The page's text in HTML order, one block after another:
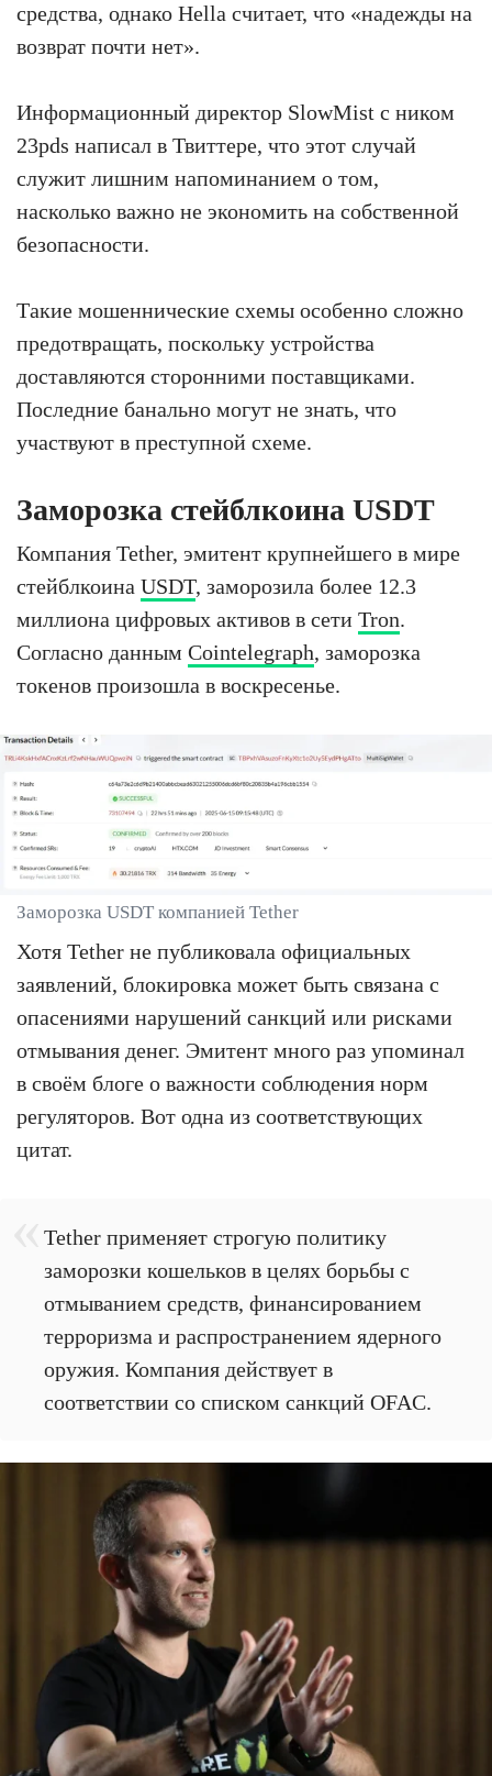
средства, однако Hella считает, что «надежды на
возврат почти нет».
Информационный директор SlowMist с ником
23pds написал в Твиттере, что этот случай
служит лишним напоминанием о том,
насколько важно не экономить на собственной
безопасности.
Такие мошеннические схемы особенно сложно
предотвращать, поскольку устройства
доставляются сторонними поставщиками.
Последние банально могут не знать, что
участвуют в преступной схеме.
Заморозка стейблкоина USDT
Компания Tether, эмитент крупнейшего в мире
стейблкоина USDT, заморозила более 12.3
миллиона цифровых активов в сети Tron.
Согласно данным Cointelegraph, заморозка
токенов произошла в воскресенье.
Заморозка USDT компанией Tether
Хотя Tether не публиковала официальных
заявлений, блокировка может быть связана с
опасениями нарушений санкций или рисками
отмывания денег. Эмитент много раз упоминал
в своём блоге о важности соблюдения норм
регуляторов. Вот одна из соответствующих
цитат.
Tether применяет строгую политику
заморозки кошельков в целях борьбы с
отмыванием средств, финансированием
терроризма и распространением ядерного
оружия. Компания действует в
соответствии со списком санкций OFAC.